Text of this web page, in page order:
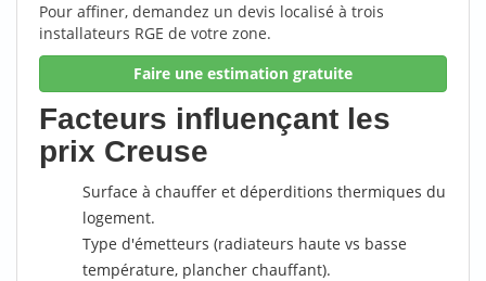
Pour affiner, demandez un devis localisé à trois
installateurs RGE de votre zone.
Faire une estimation gratuite
Facteurs influençant les
prix Creuse
Surface à chauffer et déperditions thermiques du
logement.
Type d'émetteurs (radiateurs haute vs basse
température, plancher chauffant).